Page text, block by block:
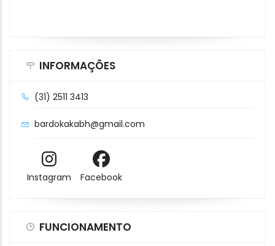
INFORMAÇÕES
(31) 2511 3413
bardokakabh@gmail.com
Instagram Facebook
FUNCIONAMENTO